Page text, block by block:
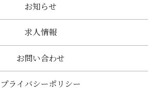
お知らせ
求人情報
お問い合わせ
プライバシーポリシー